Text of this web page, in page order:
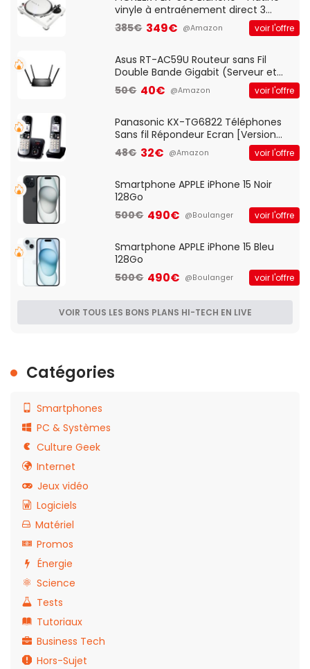
vinyle à entraénement direct 3
vitesses (33-45-78 trs/min) avec
pre-ampli intégré et port USB
385€ 349€ @Amazon voir l'offre
Asus RT-AC59U Routeur sans Fil
Double Bande Gigabit (Serveur et
Client VPN, Triple Vlan, Mode Point
d'accès et Bridge, contrôle Parental,
50€ 40€ @Amazon voir l'offre
Panasonic KX-TG6822 Téléphones
Sans fil Répondeur Ecran [Version
Française]
48€ 32€ @Amazon voir l'offre
Smartphone APPLE iPhone 15 Noir
128Go
500€ 490€ @Boulanger voir l'offre
Smartphone APPLE iPhone 15 Bleu
128Go
500€ 490€ @Boulanger voir l'offre
VOIR TOUS LES BONS PLANS HI-TECH EN LIVE
Catégories
Smartphones
PC & Systèmes
Culture Geek
Internet
Jeux vidéo
Logiciels
Matériel
Promos
Énergie
Science
Tests
Tutoriaux
Business Tech
Hors-Sujet